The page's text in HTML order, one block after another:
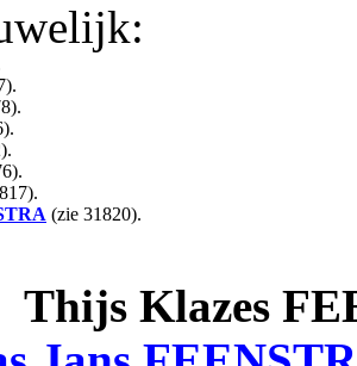
(zie 31820).
Thijs Klazes